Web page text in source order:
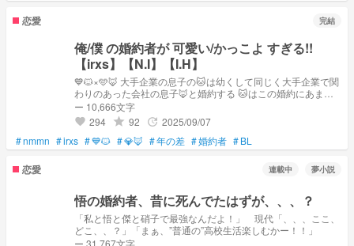
恋愛 完結
俺/僕 の婚約者が 可愛い/かっこよ すぎる!!
【irxs】【N.I】【I.H】
💙🐱×🩵🦊 大手企業の息子の🐱は幼くして同じく大手企業で関
わりのあった会社の息子🦊と婚約する 🐱はこの婚約にあまり
乗り気ではなかったが懸命に自分の隣にいようとしてくれる🦊
に段々心を開くようになっていく これは そんな2人の成長をえ
がいていくお話 お見合いから書くので結構幼い頃から書きま
す お見合い当初 🐱⇒10歳 🦊⇒5歳 間接的なR表現あり 年齢操
作あり 現実ではありえない設定が入ってきます (例：性別が♂︎
ー 10,666文字
favorite 294 grade 92 update 2025/09/07
#nmmn #irxs #💙🐱 #💎🦊 #年の差 #婚約者 #BL
恋愛 連載中 夢小説
悟の婚約者、昔に死んでたはずが、、、？
「私と悟と傑と硝子で最強なんだよ！」 現代「、、、ここ、
どこ、、？」「まぁ、”普通の”高校生活楽しむかー！！」
ー 31,767文字